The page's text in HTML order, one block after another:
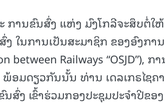
ານຂົນສົ່ງ ແຫ່ງ ມົງໂກລີຈະສຶບຕໍ່ໃຫ້
ໃນການເປັນສະມາຊິກ ຂອງອົງການ
Railways “OSJD”), ກາ
ອມດຽວກັນນັ້ນ ທ່ານ ເດລເກຣໄຊຄ
ສົ່ງ ເຂົ້າຮ່ວມກອງປະຊຸມປະຈໍາປີຂອງ